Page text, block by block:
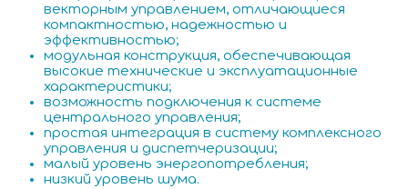
векторным управлением, отличающиеся
компактностью, надежностью и
эффективностью;
модульная конструкция, обеспечивающая
высокие технические и эксплуатационные
характеристики;
возможность подключения к системе
центрального управления;
простая интеграция в систему комплексного
управления и диспетчеризации;
малый уровень энергопотребления;
низкий уровень шума.